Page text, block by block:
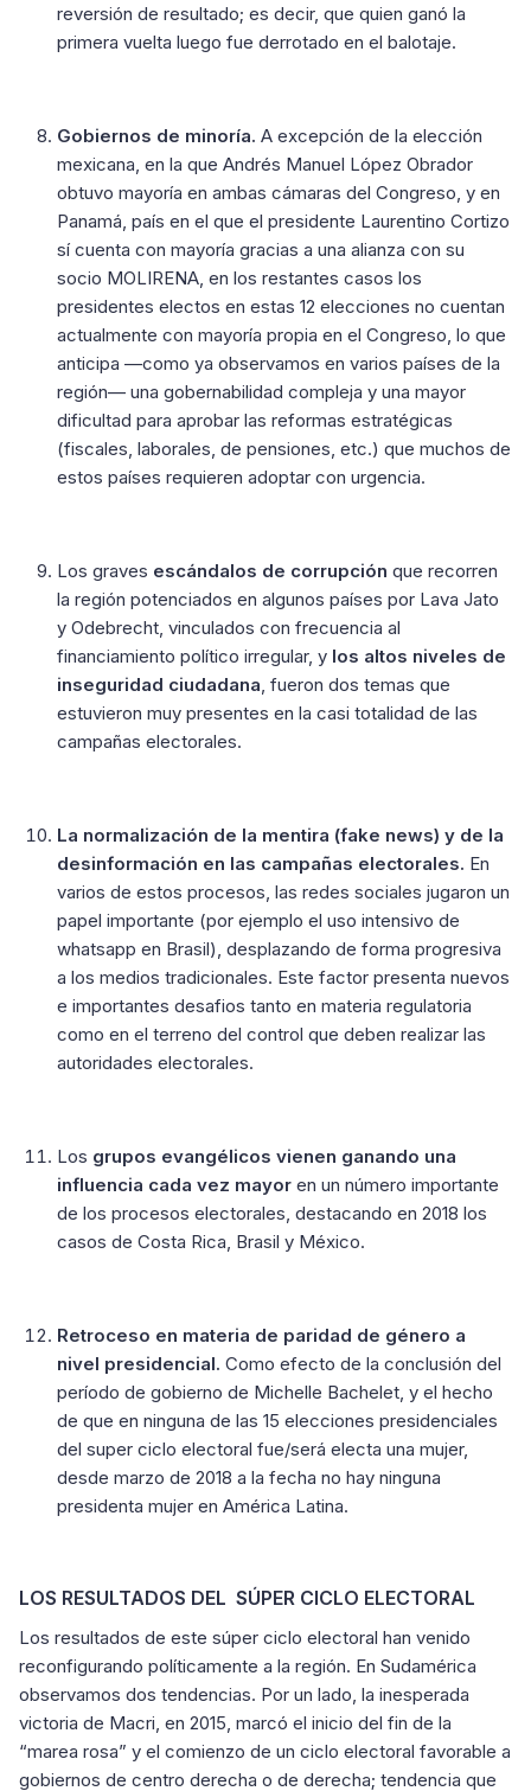
reversión de resultado; es decir, que quien ganó la
primera vuelta luego fue derrotado en el balotaje.
Gobiernos de minoría. A excepción de la elección
mexicana, en la que Andrés Manuel López Obrador
obtuvo mayoría en ambas cámaras del Congreso, y en
Panamá, país en el que el presidente Laurentino Cortizo
sí cuenta con mayoría gracias a una alianza con su
socio MOLIRENA, en los restantes casos los
presidentes electos en estas 12 elecciones no cuentan
actualmente con mayoría propia en el Congreso, lo que
anticipa —como ya observamos en varios países de la
región— una gobernabilidad compleja y una mayor
dificultad para aprobar las reformas estratégicas
(fiscales, laborales, de pensiones, etc.) que muchos de
estos países requieren adoptar con urgencia.
Los graves escándalos de corrupción que recorren
la región potenciados en algunos países por Lava Jato
y Odebrecht, vinculados con frecuencia al
financiamiento político irregular, y los altos niveles de
inseguridad ciudadana, fueron dos temas que
estuvieron muy presentes en la casi totalidad de las
campañas electorales.
La normalización de la mentira (fake news) y de la
desinformación en las campañas electorales. En
varios de estos procesos, las redes sociales jugaron un
papel importante (por ejemplo el uso intensivo de
whatsapp en Brasil), desplazando de forma progresiva
a los medios tradicionales. Este factor presenta nuevos
e importantes desafios tanto en materia regulatoria
como en el terreno del control que deben realizar las
autoridades electorales.
Los grupos evangélicos vienen ganando una
influencia cada vez mayor en un número importante
de los procesos electorales, destacando en 2018 los
casos de Costa Rica, Brasil y México.
Retroceso en materia de paridad de género a
nivel presidencial. Como efecto de la conclusión del
período de gobierno de Michelle Bachelet, y el hecho
de que en ninguna de las 15 elecciones presidenciales
del super ciclo electoral fue/será electa una mujer,
desde marzo de 2018 a la fecha no hay ninguna
presidenta mujer en América Latina.
LOS RESULTADOS DEL SÚPER CICLO ELECTORAL
Los resultados de este súper ciclo electoral han venido
reconfigurando políticamente a la región. En Sudamérica
observamos dos tendencias. Por un lado, la inesperada
victoria de Macri, en 2015, marcó el inicio del fin de la
“marea rosa” y el comienzo de un ciclo electoral favorable a
gobiernos de centro derecha o de derecha; tendencia que